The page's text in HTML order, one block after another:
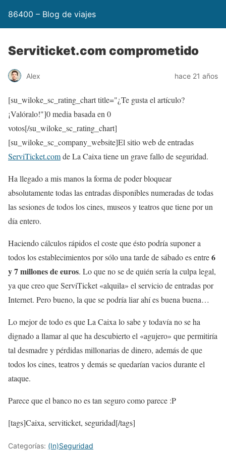
86400 – Blog de viajes
Serviticket.com comprometido
Alex hace 21 años
[su_wiloke_sc_rating_chart title="¿Te gusta el artículo?
¡Valóralo!"]0media basada en 0
votos[/su_wiloke_sc_rating_chart]
[su_wiloke_sc_company_website]El sitio web de entradas
ServiTicket.comde La Caixa tiene un grave fallo de seguridad.
Ha llegado a mis manos la forma de poder bloquear
absolutamente todas las entradas disponibles numeradas de todas
las sesiones de todos los cines, museos y teatros que tiene por un
día entero.
Haciendo cálculos rápidos el coste que ésto podría suponer a
todos los establecimientos por sólo una tarde de sábado es entre6
y 7 millones de euros. Lo que no se de quién sería la culpa legal,
ya que creo que ServiTicket «alquila» el servicio de entradas por
Internet. Pero bueno, la que se podría liar ahí es buena buena…
Lo mejor de todo es que La Caixa lo sabe y todavía no se ha
dignado a llamar al que ha descubierto el «agujero» que permitiría
tal desmadre y pérdidas millonarias de dinero, además de que
todos los cines, teatros y demás se quedarían vacios durante el
ataque.
Parece que el banco no es tan seguro como parece :P
[tags]Caixa, serviticket, seguridad[/tags]
Categorías: (In)Seguridad